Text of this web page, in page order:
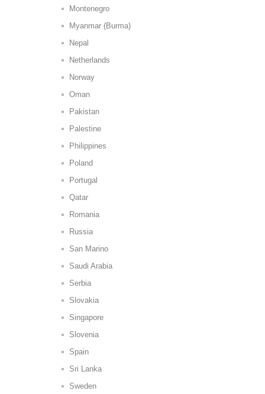
Montenegro
Myanmar (Burma)
Nepal
Netherlands
Norway
Oman
Pakistan
Palestine
Philippines
Poland
Portugal
Qatar
Romania
Russia
San Marino
Saudi Arabia
Serbia
Slovakia
Singapore
Slovenia
Spain
Sri Lanka
Sweden